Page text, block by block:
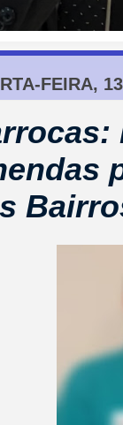
FEIRA,